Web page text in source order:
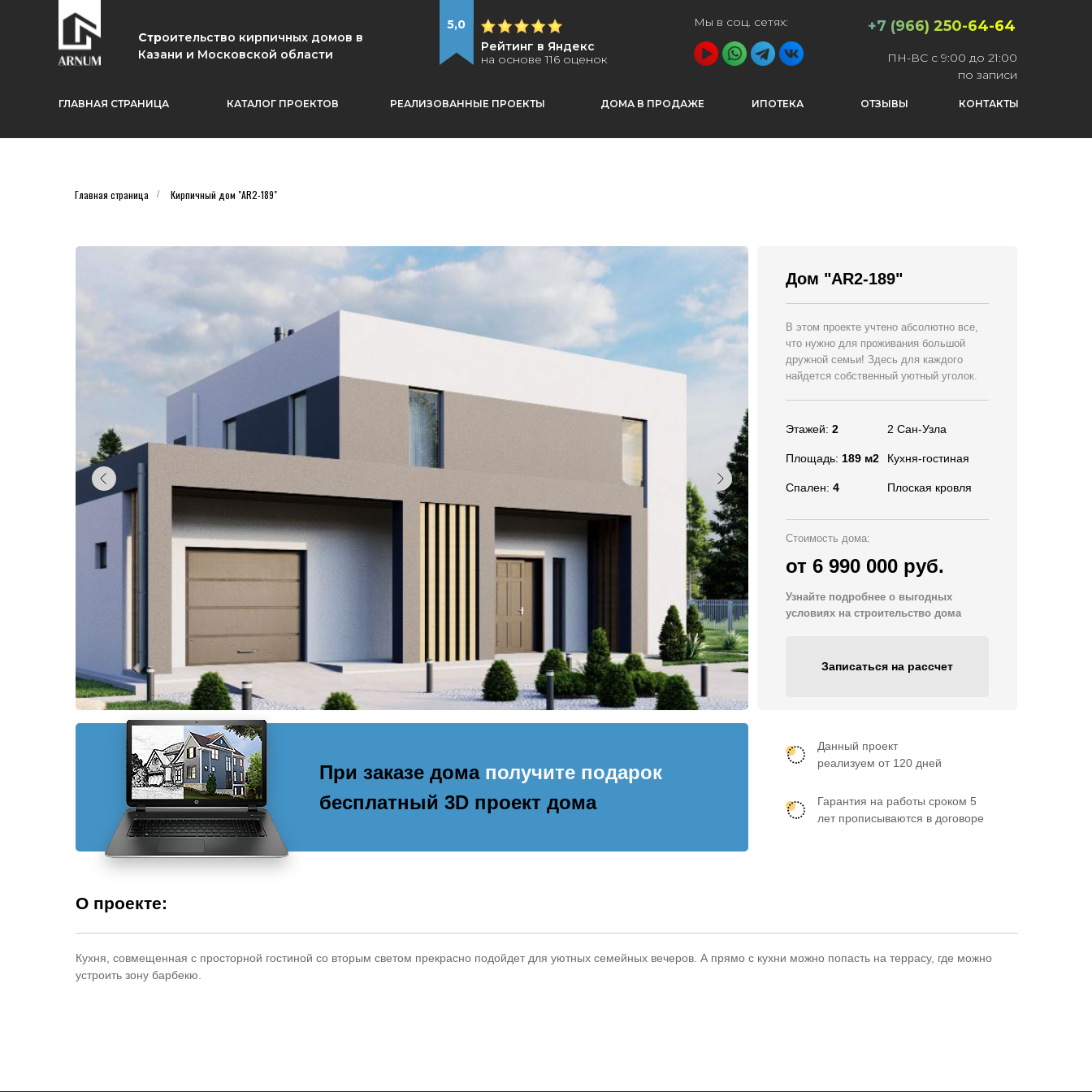
Строительство кирпичных домов в
Казани и Московской области
Мы в соц. сетях:
5,0
Рейтинг в Яндекс
на основе 116 оценок
ПН-ВС с 9:00 до 21:00
по записи
ГЛАВНАЯ СТРАНИЦА КАТАЛОГ ПРОЕКТОВ РЕАЛИЗОВАННЫЕ ПРОЕКТЫ ДОМА В ПРОДАЖЕ ОТЗЫВЫ КОНТАКТЫ
+7 (966) 250-64-64
ИПОТЕКА
Главная страница / Кирпичный дом "AR2-189"
При заказе дома получите подарок
бесплатный 3D проект дома
Данный проект
реализуем от 120 дней
Гарантия на работы сроком 5
лет прописываются в договоре
Кухня, совмещенная с просторной гостиной со вторым светом прекрасно подойдет для уютных семейных вечеров. А прямо с кухни можно попасть на террасу, где можно
устроить зону барбекю.
О проекте:
Дом "AR2-189"
В этом проекте учтено абсолютно все,
что нужно для проживания большой
дружной семьи! Здесь для каждого
найдется собственный уютный уголок.
Стоимость дома:
от 6 990 000 руб.
Этажей: 2 2 Cан-Узла
Площадь: 189 м2 Кухня-гостиная
Спален: 4 Плоская кровля
Записаться на рассчет
Узнайте подробнее о выгодных
условиях на строительство дома